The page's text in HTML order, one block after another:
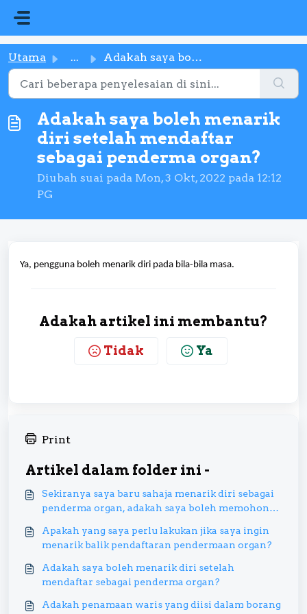
Utama ... Adakah saya boleh menarik diri setelah mendaftar sebagai ...
Adakah saya boleh menarik
diri setelah mendaftar
sebagai penderma organ?
Diubah suai pada Mon, 3 Okt, 2022 pada 12:12
PG
Ya, pengguna boleh menarik diri pada bila-bila masa.
Adakah artikel ini membantu?
Tidak Ya
Print
Artikel dalam folder ini -
Sekiranya saya baru sahaja menarik diri sebagai
penderma organ, adakah saya boleh memohon
Apakah yang saya perlu lakukan jika saya ingin
menarik balik pendaftaran pendermaan organ?
Adakah saya boleh menarik diri setelah
mendaftar sebagai penderma organ?
Adakah penamaan waris yang diisi dalam borang